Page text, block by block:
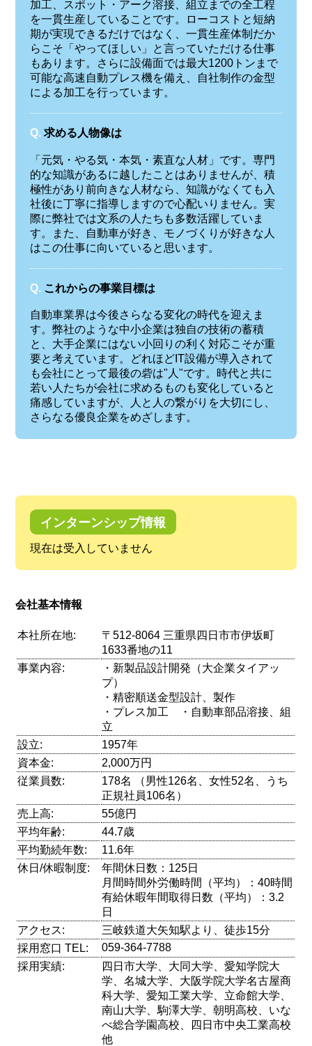
加工、スポット・アーク溶接、組立までの全工程
を一貫生産していることです。ローコストと短納
期が実現できるだけではなく、一貫生産体制だか
らこそ「やってほしい」と言っていただける仕事
もあります。さらに設備面では最大1200トンまで
可能な高速自動プレス機を備え、自社制作の金型
による加工を行っています。
Q. 求める人物像は
「元気・やる気・本気・素直な人材」です。専門
的な知識があるに越したことはありませんが、積
極性があり前向きな人材なら、知識がなくても入
社後に丁寧に指導しますので心配いりません。実
際に弊社では文系の人たちも多数活躍していま
す。また、自動車が好き、モノづくりが好きな人
はこの仕事に向いていると思います。
Q. これからの事業目標は
自動車業界は今後さらなる変化の時代を迎えま
す。弊社のような中小企業は独自の技術の蓄積
と、大手企業にはない小回りの利く対応こそが重
要と考えています。どれほどIT設備が導入されて
も会社にとって最後の砦は"人"です。時代と共に
若い人たちが会社に求めるものも変化していると
痛感していますが、人と人の繋がりを大切にし、
さらなる優良企業をめざします。
インターンシップ情報
現在は受入していません
会社基本情報
本社所在地:
〒512-8064 三重県四日市市伊坂町
1633番地の11
事業内容:
・新製品設計開発（大企業タイアッ
プ）
・精密順送金型設計、製作
・プレス加工 ・自動車部品溶接、組
立
設立:
1957年
資本金:
2,000万円
従業員数:
178名 （男性126名、女性52名、うち
正規社員106名）
売上高:
55億円
平均年齢:
44.7歳
平均勤続年数:
11.6年
休日/休暇制度:
年間休日数：125日
月間時間外労働時間（平均）：40時間
有給休暇年間取得日数（平均）：3.2
日
アクセス:
三岐鉄道大矢知駅より、徒歩15分
採用窓口 TEL:
059-364-7788
採用実績:
四日市大学、大同大学、愛知学院大
学、名城大学、大阪学院大学名古屋商
科大学、愛知工業大学、立命館大学、
南山大学、駒澤大学、朝明高校、いな
べ総合学園高校、四日市中央工業高校
他